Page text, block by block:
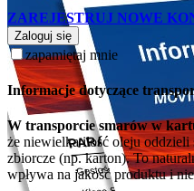
ZAREJESTRUJ NOWE
Zaloguj się
zapamiętaj mnie
Informacje dotyczące
W transporcie smarów w
że niewielka ilość oleju oddzieli
zbiorcze (np. karton). To
wpływa na jakość produktu i